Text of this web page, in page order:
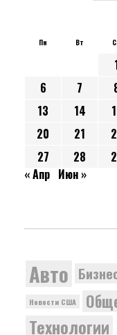
Пн Вт
6
7
13
14
20
21
27
28
« Апр Июн »
Авто
Новости США
Технологии